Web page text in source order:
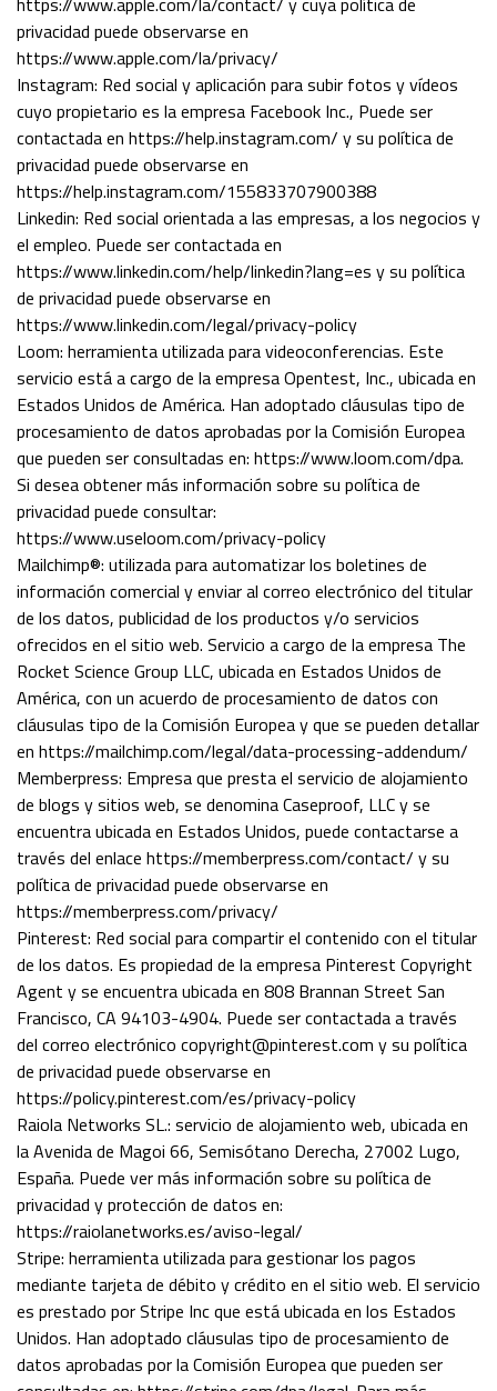
privacidad puede observarse en
https://www.apple.com/la/privacy/
Instagram: Red social y aplicación para subir fotos y vídeos
cuyo propietario es la empresa Facebook Inc., Puede ser
contactada en https://help.instagram.com/ y su política de
privacidad puede observarse en
https://help.instagram.com/155833707900388
Linkedin: Red social orientada a las empresas, a los negocios y
el empleo. Puede ser contactada en
https://www.linkedin.com/help/linkedin?lang=es y su política
de privacidad puede observarse en
https://www.linkedin.com/legal/privacy-policy
Loom: herramienta utilizada para videoconferencias. Este
servicio está a cargo de la empresa Opentest, Inc., ubicada en
Estados Unidos de América. Han adoptado cláusulas tipo de
procesamiento de datos aprobadas por la Comisión Europea
que pueden ser consultadas en: https://www.loom.com/dpa.
Si desea obtener más información sobre su política de
privacidad puede consultar:
https://www.useloom.com/privacy-policy
Mailchimp®: utilizada para automatizar los boletines de
información comercial y enviar al correo electrónico del titular
de los datos, publicidad de los productos y/o servicios
ofrecidos en el sitio web. Servicio a cargo de la empresa The
Rocket Science Group LLC, ubicada en Estados Unidos de
América, con un acuerdo de procesamiento de datos con
cláusulas tipo de la Comisión Europea y que se pueden detallar
en https://mailchimp.com/legal/data-processing-addendum/
Memberpress: Empresa que presta el servicio de alojamiento
de blogs y sitios web, se denomina Caseproof, LLC y se
encuentra ubicada en Estados Unidos, puede contactarse a
través del enlace https://memberpress.com/contact/ y su
política de privacidad puede observarse en
https://memberpress.com/privacy/
Pinterest: Red social para compartir el contenido con el titular
de los datos. Es propiedad de la empresa Pinterest Copyright
Agent y se encuentra ubicada en 808 Brannan Street San
Francisco, CA 94103-4904. Puede ser contactada a través
del correo electrónico copyright@pinterest.com y su política
de privacidad puede observarse en
https://policy.pinterest.com/es/privacy-policy
Raiola Networks SL.: servicio de alojamiento web, ubicada en
la Avenida de Magoi 66, Semisótano Derecha, 27002 Lugo,
España. Puede ver más información sobre su política de
privacidad y protección de datos en:
https://raiolanetworks.es/aviso-legal/
Stripe: herramienta utilizada para gestionar los pagos
mediante tarjeta de débito y crédito en el sitio web. El servicio
es prestado por Stripe Inc que está ubicada en los Estados
Unidos. Han adoptado cláusulas tipo de procesamiento de
datos aprobadas por la Comisión Europea que pueden ser